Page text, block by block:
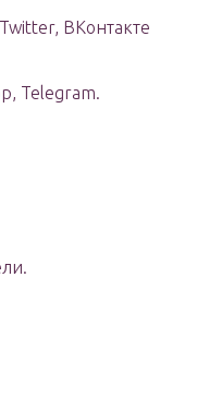
ВКонтакте
Telegram.